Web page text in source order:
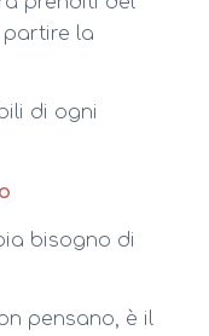
la
di ogni
bisogno di
pensano, è il